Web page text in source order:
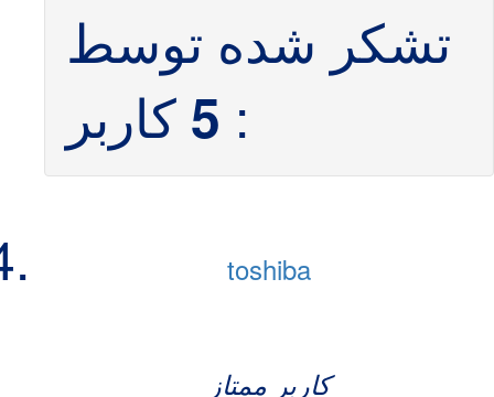
تشکر شده توسط
:
5 کاربر
toshiba
کاربر ممتاز